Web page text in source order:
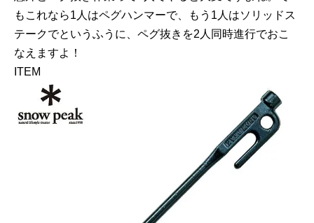
もこれなら1人はペグハンマーで、もう1人はソリッドス
テークでというふうに、ペグ抜きを2人同時進行でおこ
なえますよ！
ITEM